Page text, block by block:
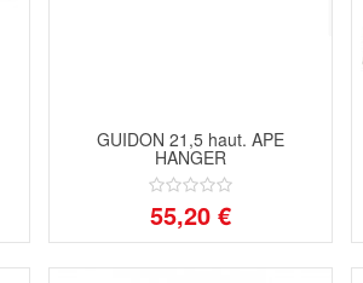
GUIDON 21,5 haut. APE
HANGER
55,20 €